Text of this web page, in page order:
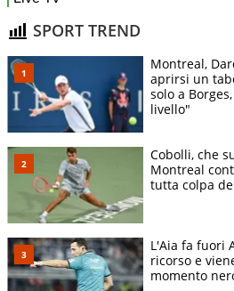
SPORT TREND
Montreal,
aprirsi un
solo a
livello"
Cobolli, che
Montreal
tutta colpa
L'Aia fa fuori
ricorso e
momento